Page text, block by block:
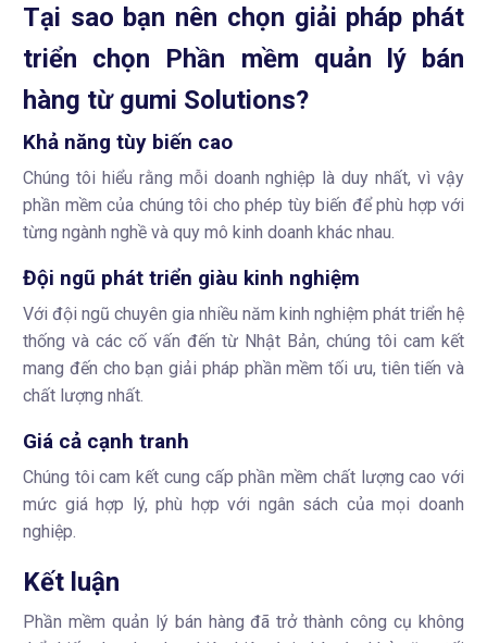
Tại sao bạn nên chọn giải pháp phát
triển chọn Phần mềm quản lý bán
hàng từ gumi Solutions?
Khả năng tùy biến cao
Chúng tôi hiểu rằng mỗi doanh nghiệp là duy nhất, vì vậy
phần mềm của chúng tôi cho phép tùy biến để phù hợp với
từng ngành nghề và quy mô kinh doanh khác nhau.
Đội ngũ phát triển giàu kinh nghiệm
Với đội ngũ chuyên gia nhiều năm kinh nghiệm phát triển hệ
thống và các cố vấn đến từ Nhật Bản, chúng tôi cam kết
mang đến cho bạn giải pháp phần mềm tối ưu, tiên tiến và
chất lượng nhất.
Giá cả cạnh tranh
Chúng tôi cam kết cung cấp phần mềm chất lượng cao với
mức giá hợp lý, phù hợp với ngân sách của mọi doanh
nghiệp.
Kết luận
Phần mềm quản lý bán hàng đã trở thành công cụ không